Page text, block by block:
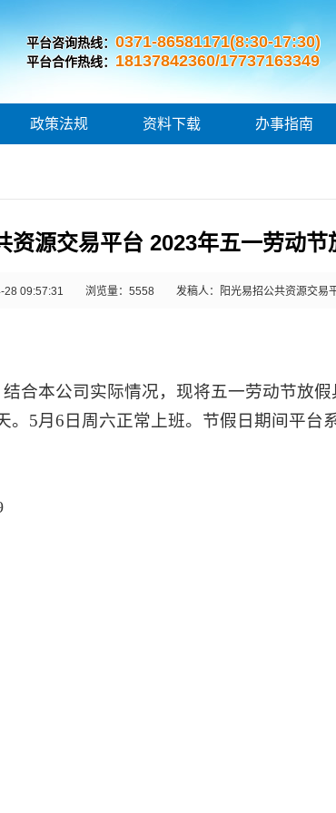
平台咨询热线：0371-86581171(8:30-17:30)
平台合作热线： 18137842360/17737163349
政策法规 资料下载 办事指南
资源交易平台 2023年五一劳动节
28 09:57:31 浏览量： 5558 发稿人：阳光易招公共资源交易
合本公司实际情况， 现将五一劳动节放
。 5月6 日周六正常上班。节假日期间平台